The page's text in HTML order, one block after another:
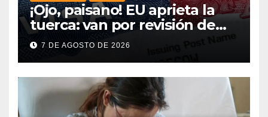
¡Ojo, paisano! EU aprieta la
tuerca: van por revisión de
redes sociales para más visas
y nuevas reglas en la frontera
7 DE AGOSTO DE 2026